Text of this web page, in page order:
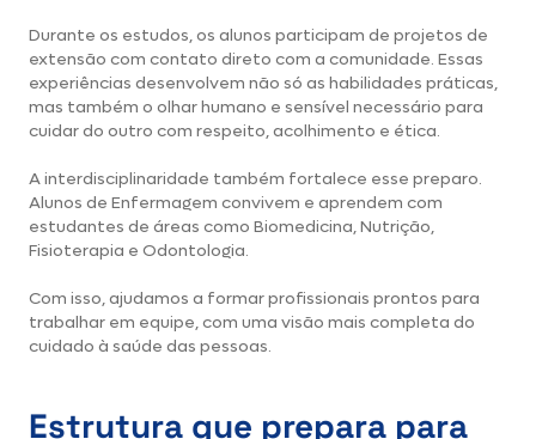
Durante os estudos, os alunos participam de projetos de
extensão com contato direto com a comunidade. Essas
experiências desenvolvem não só as habilidades práticas,
mas também o olhar humano e sensível necessário para
cuidar do outro com respeito, acolhimento e ética.
A interdisciplinaridade também fortalece esse preparo.
Alunos de Enfermagem convivem e aprendem com
estudantes de áreas como Biomedicina, Nutrição,
Fisioterapia e Odontologia.
Com isso, ajudamos a formar profissionais prontos para
trabalhar em equipe, com uma visão mais completa do
cuidado à saúde das pessoas.
Estrutura que prepara para